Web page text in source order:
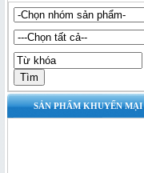
SẢN PHẨM KHUYẾN MẠI